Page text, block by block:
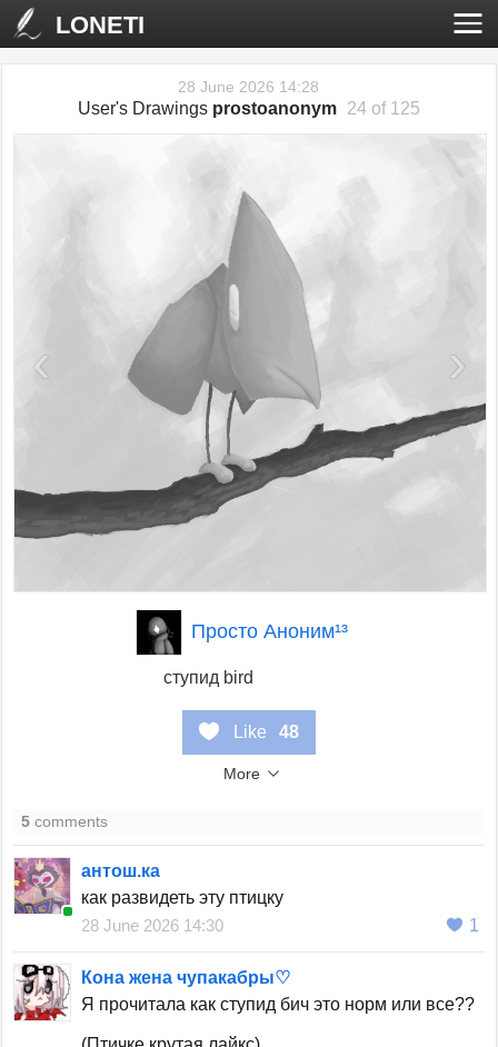
LONETI
28 June 2026 14:28
User's Drawings prostoanonym 24 of 125
‹ ›
Просто Аноним¹³
ступид bird
Like 48
More
5 comments
антош.ка
как развидеть эту птицку
28 June 2026 14:30
1
Кона жена чупакабры♡
Я прочитала как ступид бич это норм или все??